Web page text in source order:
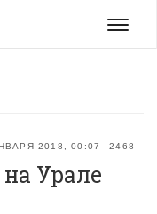
Меню
2018, 00:07 2468
Урале